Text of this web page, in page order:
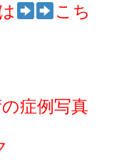
こち
症例写真